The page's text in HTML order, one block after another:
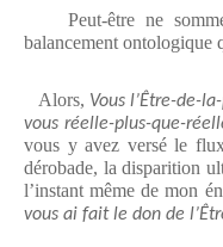
Peut-être ne
balancement ontologique
Alors, Vous l’Être-de-
vous réelle-plus-que-
vous y avez versé le
dérobade, la disparition
l’instant même de mon
vous ai fait le don de